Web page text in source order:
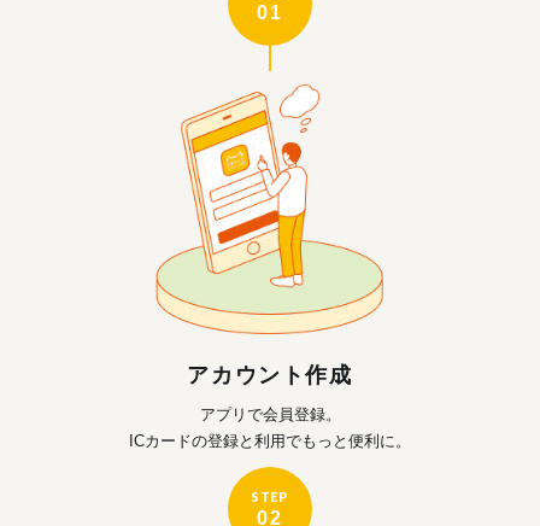
01
アカウント作成
アプリで会員登録。
ICカードの登録と利用でもっと便利に。
STEP
02